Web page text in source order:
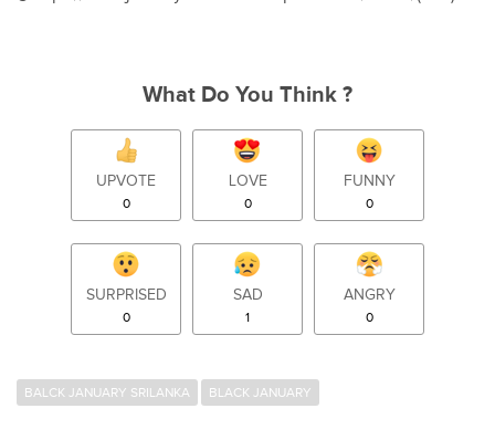
What Do You Think ?
UPVOTE
0
LOVE
0
FUNNY
0
SURPRISED
0
SAD
1
ANGRY
0
BALCK JANUARY SRILANKA BLACK JANUARY